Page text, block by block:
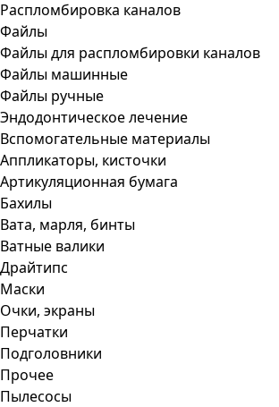
Распломбировка каналов
Файлы
Файлы для распломбировки каналов
Файлы машинные
Файлы ручные
Эндодонтическое лечение
Вспомогательные материалы
Аппликаторы, кисточки
Артикуляционная бумага
Бахилы
Вата, марля, бинты
Ватные валики
Драйтипс
Маски
Очки, экраны
Перчатки
Подголовники
Прочее
Пылесосы